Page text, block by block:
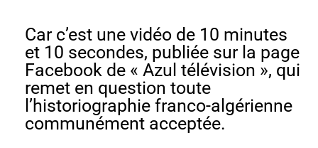
Car c’est une vidéo de 10 minutes
et 10 secondes, publiée sur la page
Facebook de « Azul télévision », qui
remet en question toute
l’historiographie franco-algérienne
communément acceptée.